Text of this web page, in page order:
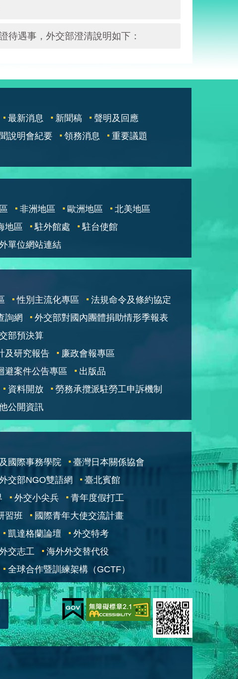
待遇事，外交部澄清說明如下：
最新消息 新聞稿
聲明及回應
說明會紀要 領務消息
重要議題
非洲地區 歐洲地區
北美地區
地區
駐外館處
駐台使館
單位網站連結
性別主流化專區
法規命令及條約協定
詢網
外交部對國內團體捐助情形季報表
部預決算
及研究報告
廉政會報專區
避案件公告專區
出版品
資料開放
勞務承攬派駐勞工申訴機制
公開資訊
國際事務學院
臺灣日本關係協會
交部NGO雙語網
臺北賓館
外交小尖兵
青年度假打工
習班
國際青年大使交流計畫
凱達格蘭論壇
外交特考
交志工
海外外交替代役
全球合作暨訓練架構（GCTF）